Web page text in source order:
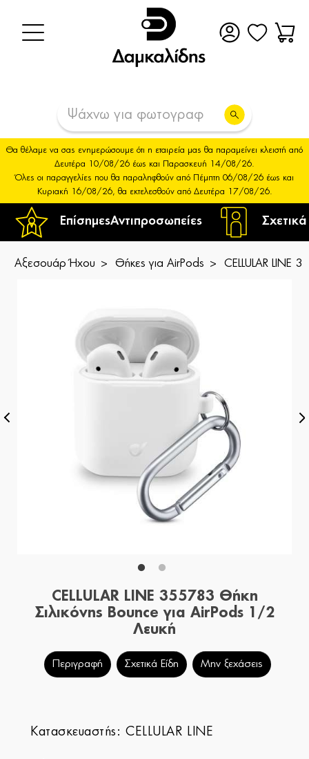
ΕπίσημεςΑντιπροσωπείες
Θα θέλαμε να σας ενημερώσουμε ότι η εταιρεία μας θα παραμείνει κλειστή από
Δευτέρα 10/08/26 έως και Παρασκευή 14/08/26.
Όλες οι παραγγελίες που θα παραληφθούν από Πέμπτη 06/08/26 έως και
Κυριακή 16/08/26, θα εκτελεσθούν από Δευτέρα 17/08/26.
Αξεσουάρ Ήχου Θήκες για AirPods CELLULAR LINE
CELLULAR LINE 355783 Θήκη
Σιλικόνης Bounce για AirPods 1/2
Λευκή
Περιγραφή Σχετικά Είδη Μην ξεχάσεις
Κατασκευαστής:CELLULAR LINE